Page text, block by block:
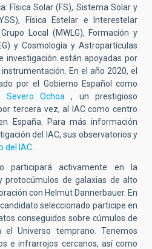
Física Solar (FS), Sistema Solar y
Física Estelar e Interestelar
Local (MWLG), Formación y
y Cosmología y Astropartículas
investigación están apoyadas por
En el año 2020, el
por el Gobierno Español como
Severo Ochoa , un prestigioso
tercera vez, al IAC como centro
España.
Para más información
del IAC, sus observatorios y
del IAC
participará activamente en la
protocúmulos de galaxias de alto
con Helmut Dannerbauer. En
seleccionado participe en
conseguidos sobre cúmulos de
Universo temprano. Tenemos
e infrarrojos cercanos, así como